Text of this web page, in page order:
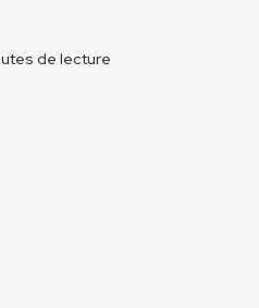
de lecture